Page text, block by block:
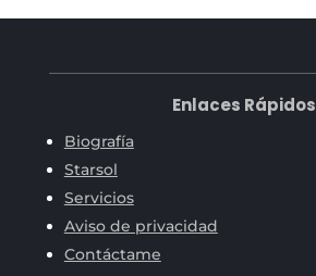
Enlaces Rápidos
Biografía
Starsol
Servicios
Aviso de privacidad
Contáctame